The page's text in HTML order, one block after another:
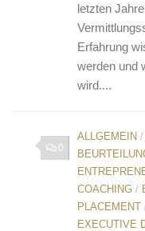
letzten
Erfahrung
werden und
wird....
0
ALLGEMEIN /
COACHING /
PLACEMENT
EXECUTIVE